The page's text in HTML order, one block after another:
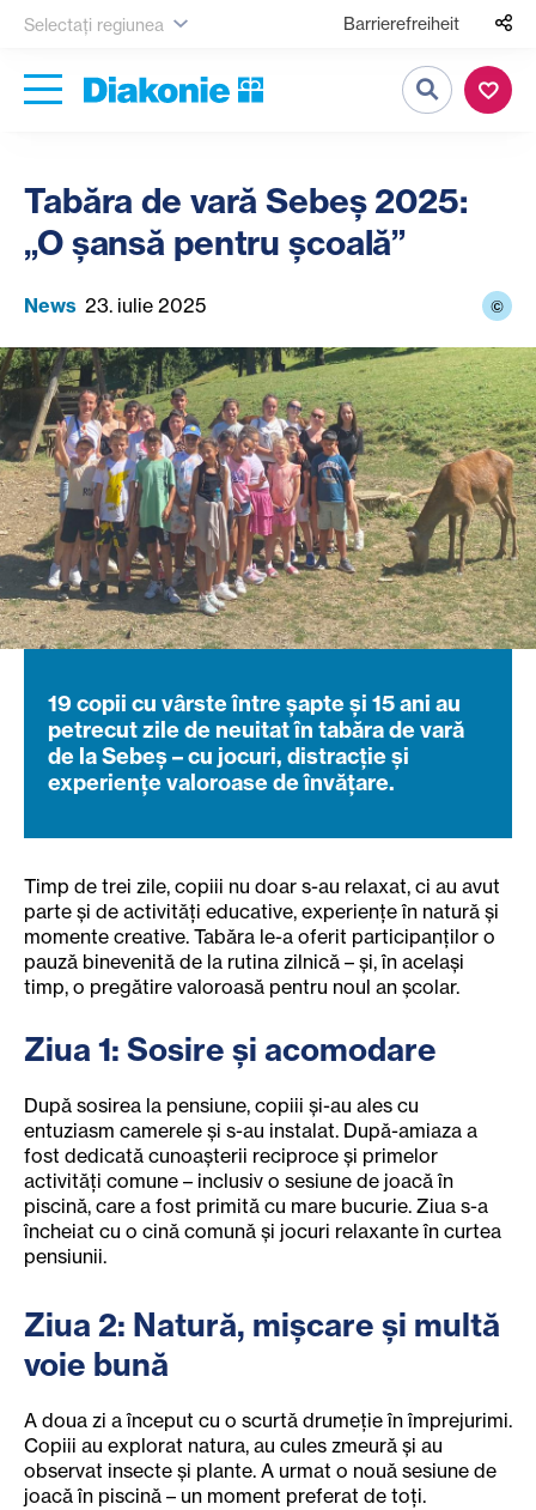
Selectați regiunea Barrierefreiheit
Căutare
Tabăra de vară Sebeș 2025:
„O șansă pentru școală”
News 23. iulie 2025 ©
19 copii cu vârste între șapte și 15 ani au
petrecut zile de neuitat în tabăra de vară
de la Sebeș – cu jocuri, distracție și
experiențe valoroase de învățare.
Timp de trei zile, copiii nu doar s-au relaxat, ci au avut
parte și de activități educative, experiențe în natură și
momente creative. Tabăra le-a oferit participanților o
pauză binevenită de la rutina zilnică – și, în același
timp, o pregătire valoroasă pentru noul an școlar.
Ziua 1: Sosire și acomodare
După sosirea la pensiune, copiii și-au ales cu
entuziasm camerele și s-au instalat. După-amiaza a
fost dedicată cunoașterii reciproce și primelor
activități comune – inclusiv o sesiune de joacă în
piscină, care a fost primită cu mare bucurie. Ziua s-a
încheiat cu o cină comună și jocuri relaxante în curtea
pensiunii.
Ziua 2: Natură, mișcare și multă
voie bună
A doua zi a început cu o scurtă drumeție în împrejurimi.
Copiii au explorat natura, au cules zmeură și au
observat insecte și plante. A urmat o nouă sesiune de
joacă în piscină – un moment preferat de toți.